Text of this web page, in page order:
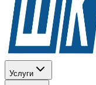
Услуги